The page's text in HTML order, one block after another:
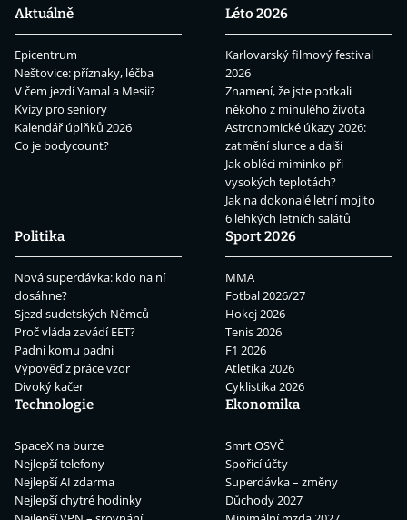
Aktuálně
Epicentrum
Neštovice: příznaky, léčba
V čem jezdí Yamal a Mesii?
Kvízy pro seniory
Kalendář úplňků 2026
Co je bodycount?
Léto 2026
Karlovarský filmový festival
2026
Znamení, že jste potkali
někoho z minulého života
Astronomické úkazy 2026:
zatmění slunce a další
Jak obléci miminko při
vysokých teplotách?
Jak na dokonalé letní mojito
6 lehkých letních salátů
Politika
Nová superdávka: kdo na ní
dosáhne?
Sjezd sudetských Němců
Proč vláda zavádí EET?
Padni komu padni
Výpověď z práce vzor
Divoký kačer
Sport 2026
MMA
Fotbal 2026/27
Hokej 2026
Tenis 2026
F1 2026
Atletika 2026
Cyklistika 2026
Technologie
SpaceX na burze
Nejlepší telefony
Nejlepší AI zdarma
Nejlepší chytré hodinky
Ekonomika
Smrt OSVČ
Spořicí účty
Superdávka – změny
Důchody 2027